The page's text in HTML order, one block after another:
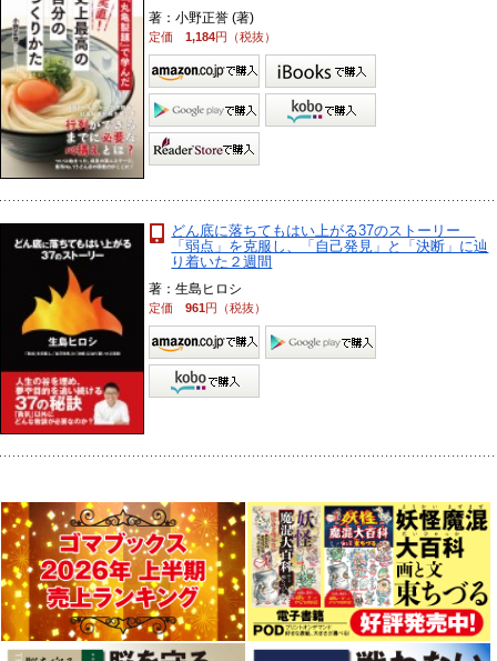
著：小野正誉 (著)
定価1,184円（税抜）
どん底に落ちてもはい上がる37のストーリー
「弱点」を克服し、「自己発見」と「決断」に辿
り着いた２週間
著：生島ヒロシ
定価961円（税抜）